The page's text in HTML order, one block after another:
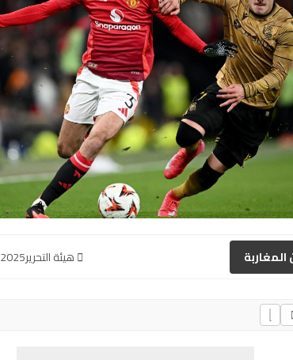
هيئة التحرير12h08